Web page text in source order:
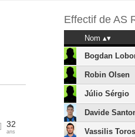
32
ans
Effectif de AS
Nom
Bogdan
Robin Olsen
Júlio Sérgio
Davide
Vassilis